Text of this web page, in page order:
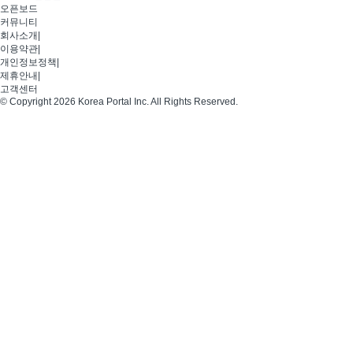
오픈보드
커뮤니티
회사소개
이용약관
개인정보정책
제휴안내
고객센터
© Copyright 2026 Korea Portal Inc. All Rights Reserved.